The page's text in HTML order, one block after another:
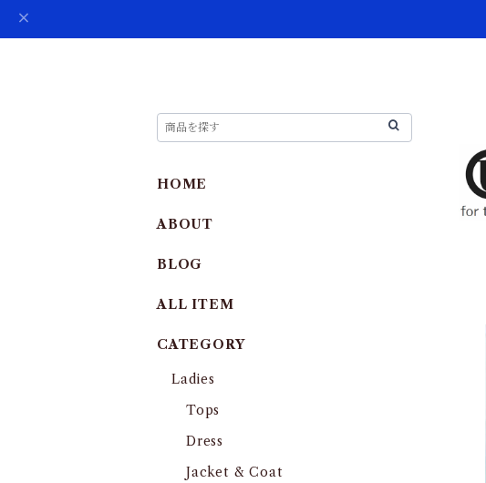
HOME
ABOUT
BLOG
ALL ITEM
CATEGORY
Ladies
Tops
Dress
Jacket & Coat